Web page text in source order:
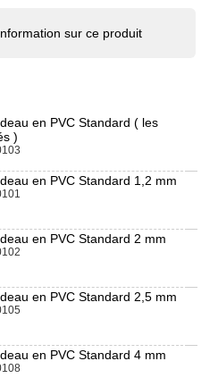
sur ce produit
en PVC Standard ( les
)
en PVC Standard 1,2 mm
en PVC Standard 2 mm
en PVC Standard 2,5 mm
en PVC Standard 4 mm